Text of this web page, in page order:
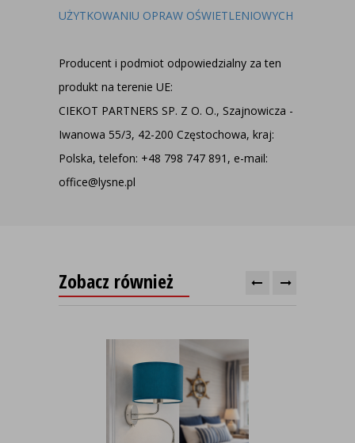
UŻYTKOWANIU OPRAW OŚWIETLENIOWYCH
Producent i podmiot odpowiedzialny za ten
produkt na terenie UE:
CIEKOT PARTNERS SP. Z O. O., Szajnowicza -
Iwanowa 55/3, 42-200 Częstochowa, kraj:
Polska, telefon: +48 798 747 891, e-mail:
office@lysne.pl
Zobacz również